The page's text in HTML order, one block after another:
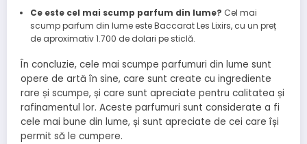
Ce este cel mai scump parfum din lume? Cel mai
scump parfum din lume este Baccarat Les Lixirs, cu un preț
de aproximativ 1.700 de dolari pe sticlă.
În concluzie, cele mai scumpe parfumuri din lume sunt
opere de artă în sine, care sunt create cu ingrediente
rare și scumpe, și care sunt apreciate pentru calitatea și
rafinamentul lor. Aceste parfumuri sunt considerate a fi
cele mai bune din lume, și sunt apreciate de cei care își
permit să le cumpere.